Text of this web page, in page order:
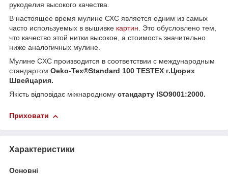
рукоделия высокого качества.
В настоящее время мулине СХС является одним из самых
часто используемых в вышивке картин. Это обусловлено тем,
что качество этой нитки высокое, а стоимость значительно
ниже аналогичных мулине.
Мулине CXC производится в соответствии с международным
стандартом Oeko-Tex®Standard 100 TESTEX г.Цюрих
Швейцария.
Якість відповідає міжнародному стандарту ISO9001:2000.
Приховати
Характеристики
Основні